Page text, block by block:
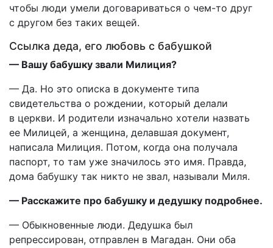
чтобы люди умели договариваться о чем-то друг
с другом без таких вещей.
Ссылка деда, его любовь с бабушкой
— Вашу бабушку звали Милиция?
— Да. Но это описка в документе типа
свидетельства о рождении, который делали
в церкви. И родители изначально хотели назвать
ее Милицей, а женщина, делавшая документ,
написала Милиция. Потом, когда она получала
паспорт, то там уже значилось это имя. Правда,
дома бабушку так никто не звал, называли Миля.
— Расскажите про бабушку и дедушку подробнее.
— Обыкновенные люди. Дедушка был
репрессирован, отправлен в Магадан. Они оба